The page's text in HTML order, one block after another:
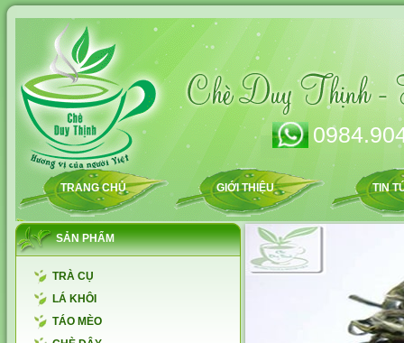
TRANG CHỦ GIỚI THIỆU TIN
SẢN PHẨM
TRÀ CỤ
LÁ KHÔI
TÁO MÈO